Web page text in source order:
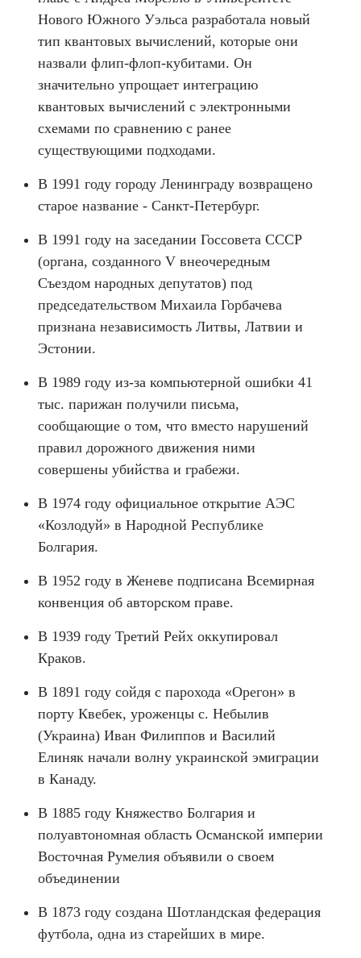
Нового Южного Уэльса разработала новый
тип квантовых вычислений, которые они
назвали флип-флоп-кубитами. Он
значительно упрощает интеграцию
квантовых вычислений с электронными
схемами по сравнению с ранее
существующими подходами.
В 1991 году городу Ленинграду возвращено
старое название - Санкт-Петербург.
В 1991 году на заседании Госсовета СССР
(органа, созданного V внеочередным
Съездом народных депутатов) под
председательством Михаила Горбачева
признана независимость Литвы, Латвии и
Эстонии.
В 1989 году из-за компьютерной ошибки 41
тыс. парижан получили письма,
сообщающие о том, что вместо нарушений
правил дорожного движения ними
совершены убийства и грабежи.
В 1974 году официальное открытие АЭС
«Козлодуй» в Народной Республике
Болгария.
В 1952 году в Женеве подписана Всемирная
конвенция об авторском праве.
В 1939 году Третий Рейх оккупировал
Краков.
В 1891 году сойдя с парохода «Орегон» в
порту Квебек, уроженцы с. Небылив
(Украина) Иван Филиппов и Василий
Елиняк начали волну украинской эмиграции
в Канаду.
В 1885 году Княжество Болгария и
полуавтономная область Османской империи
Восточная Румелия объявили о своем
объединении
В 1873 году создана Шотландская федерация
футбола, одна из старейших в мире.